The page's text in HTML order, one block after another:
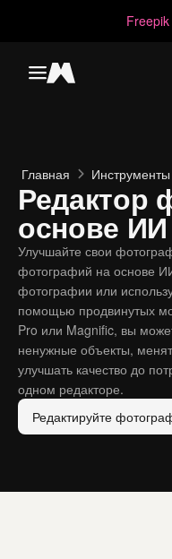
Toggle menu
Magnific
Главная
Редактор
основе ИИ
Улучшайте свои
фотографий на основе
фотографии или
помощью продвинутых
Pro или Magnific, вы
ненужные объекты,
улучшать качество до
одном редакторе.
Редактируйте